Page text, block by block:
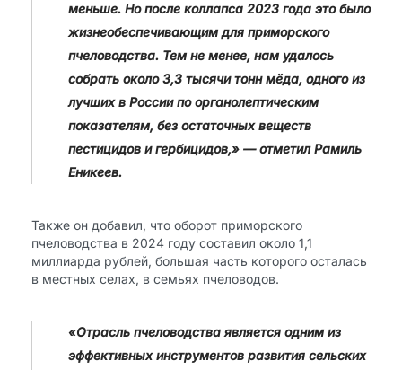
меньше. Но после коллапса 2023 года это было
жизнеобеспечивающим для приморского
пчеловодства. Тем не менее, нам удалось
собрать около 3,3 тысячи тонн мёда, одного из
лучших в России по органолептическим
показателям, без остаточных веществ
пестицидов и гербицидов,» — отметил Рамиль
Еникеев.
Также он добавил, что оборот приморского
пчеловодства в 2024 году составил около 1,1
миллиарда рублей, большая часть которого осталась
в местных селах, в семьях пчеловодов.
«Отрасль пчеловодства является одним из
эффективных инструментов развития сельских